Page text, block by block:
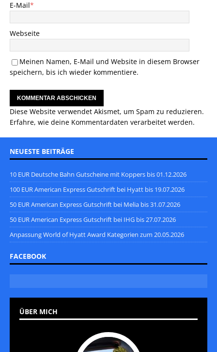
E-Mail*
Webseite
Meinen Namen, E-Mail und Website in diesem Browser
speichern, bis ich wieder kommentiere.
Diese Website verwendet Akismet, um Spam zu reduzieren.
Erfahre, wie deine Kommentardaten verarbeitet werden.
NEUESTE BEITRÄGE
10 EUR Deutsche Bahn Gutscheine mit Koppers bis 01.12.2026
100 EUR American Express Gutschrift bei Hyatt bis 19.07.2026
50 EUR American Express Gutschrift bei Melia bis 31.07.2026
50 EUR American Express Gutschrift bei IHG bis 27.07.2026
Anpassung World of Hyatt Award Kategorien zum 20.05.2026
FACEBOOK
ÜBER MICH